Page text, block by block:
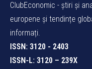
ClubEconomic - știri și
europene și tendințe
informați.
ISSN: 3120 - 2403
ISSN-L: 3120 – 239X